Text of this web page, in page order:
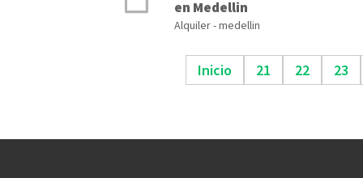
en Medellin
Alquiler - medellin
Inicio 21 22 23